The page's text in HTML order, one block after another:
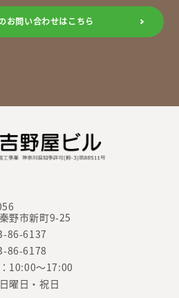
お問い合わせはこちら
野市新町9-25
86-6137
86-6178
10:00～17:00
曜日・祝日